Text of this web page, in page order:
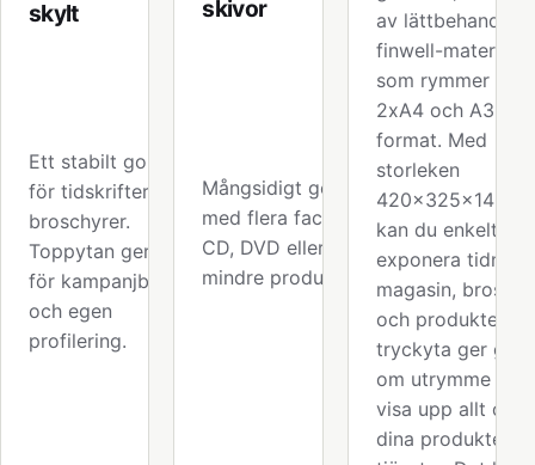
skylt
Ett stabilt golvställ
för tidskrifter och
broschyrer.
Toppytan ger plats
för kampanjbudskap
och egen
profilering.
skivor
Mångsidigt golvställ
med flera fack för
CD, DVD eller andra
mindre produkter.
av lättbehandlat
finwell-material,
som rymmer
2xA4 och A3-
format. Med
storleken
kan du enkelt
exponera
magasin,
och produkter.
tryckyta ger gott
om utrymme att
visa upp allt om
dina produkter